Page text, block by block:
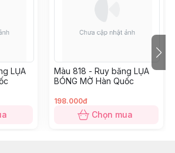
LỤA
Màu 818 - Ruy băng LỤA
BÓNG MỜ Hàn Quốc
198.000đ
Chọn mua